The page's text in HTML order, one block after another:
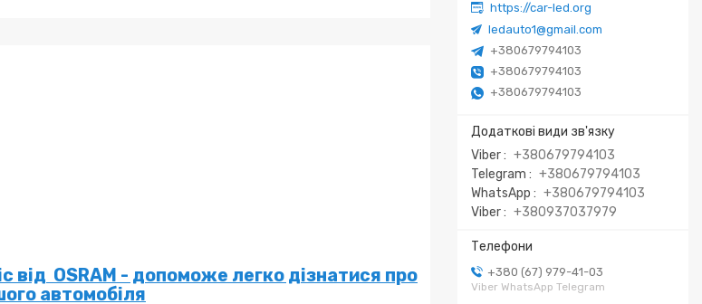
https://car-led.org
ledauto1@gmail.com
+380679794103
+380679794103
+380679794103
Viber
+380679794103
Telegram
+380679794103
WhatsApp
+380679794103
Viber
+380937037979
+380 (67) 979-41-03
Viber WhatsApp Telegram
від OSRAM - допоможе легко дізнатися про
автомобіля